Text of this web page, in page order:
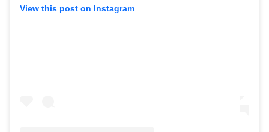
View this post on Instagram